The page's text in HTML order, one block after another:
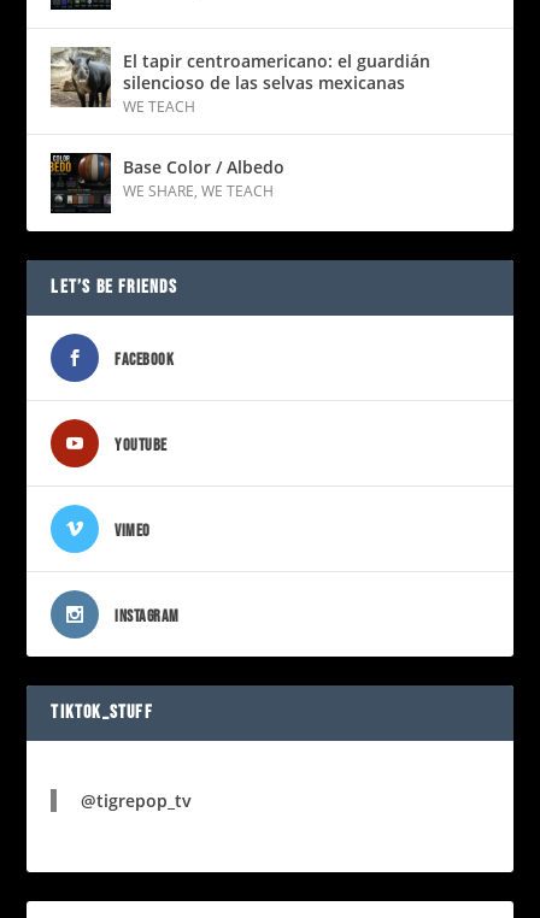
El tapir centroamericano: el guardián
silencioso de las selvas mexicanas
WE TEACH
Base Color / Albedo
WE SHARE,WE TEACH
LET’S BE FRIENDS
FACEBOOK
YOUTUBE
VIMEO
INSTAGRAM
TIKTOK_STUFF
@tigrepop_tv